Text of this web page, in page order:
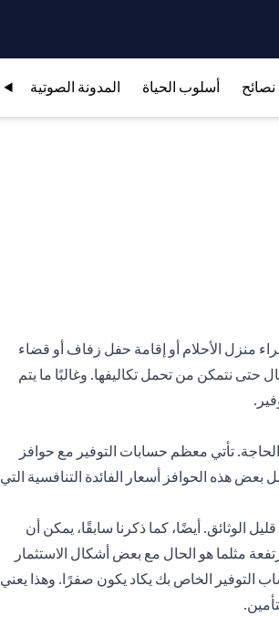
نصائح أسلوب الحياة المدونة الصوتية
منزل الأحلام أو إقامة حفل زفاف أو قضاء
حتى نتمكن من تحمل تكاليفها. وغالبًا ما يتم
تأتي معظم حسابات التوفير مع حوافز
هذه الحوافز أسعار الفائدة التنافسية التي
الوثائق. أيضًا، كما ذكرنا سابقًا، يمكن أن
مثلما هو الحال مع بعض أشكال الاستثمار
الخاص بك يكاد يكون صفرًا. وهذا يعني